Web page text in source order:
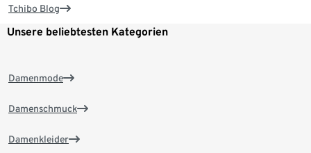
Tchibo Blog
Unsere beliebtesten Kategorien
Damenmode
Damenschmuck
Damenkleider